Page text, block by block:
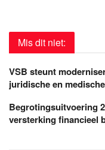
Mis dit niet:
VSB steunt
juridische en
Begrotingsuitvoering
versterking financieel